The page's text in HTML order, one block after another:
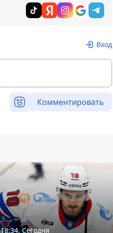
Вход
Комментировать
18:34, Сегодня